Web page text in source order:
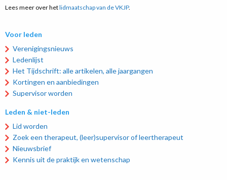
Lees meer over hetlidmaatschap van de VKJP.
Voor leden
Verenigingsnieuws
Ledenlijst
Het Tijdschrift: alle artikelen, alle jaargangen
Kortingen en aanbiedingen
Supervisor worden
Leden & niet-leden
Lid worden
Zoek een therapeut, (leer)supervisor of leertherapeut
Nieuwsbrief
Kennis uit de praktijk en wetenschap